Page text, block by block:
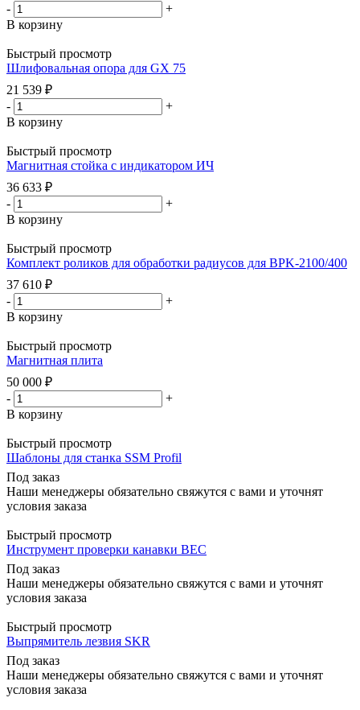
-
+
В корзину
Быстрый просмотр
Шлифовальная опора для GX 75
21 539 ₽
-
+
В корзину
Быстрый просмотр
Магнитная стойка с индикатором ИЧ
36 633 ₽
-
+
В корзину
Быстрый просмотр
Комплект роликов для обработки радиусов для BPK-2100/400
37 610 ₽
-
+
В корзину
Быстрый просмотр
Магнитная плита
50 000 ₽
-
+
В корзину
Быстрый просмотр
Шаблоны для станка SSM Profil
Под заказ
Наши менеджеры обязательно свяжутся с вами и уточнят
условия заказа
Быстрый просмотр
Инструмент проверки канавки BEC
Под заказ
Наши менеджеры обязательно свяжутся с вами и уточнят
условия заказа
Быстрый просмотр
Выпрямитель лезвия SKR
Под заказ
Наши менеджеры обязательно свяжутся с вами и уточнят
условия заказа